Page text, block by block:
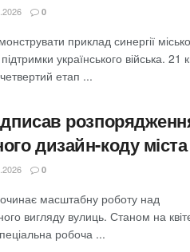
0
приклад синергії
українського війська. 21
етап ...
дизайн-коду міста
0
масштабну роботу над
вигляду вулиць. Станом на
робоча ...